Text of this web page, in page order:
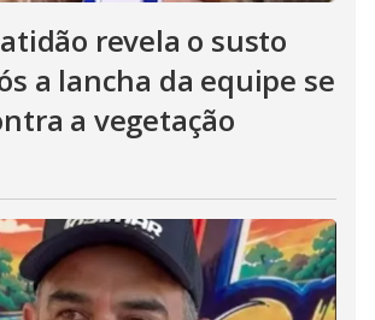
revela o susto
a lancha da equipe se
a vegetação